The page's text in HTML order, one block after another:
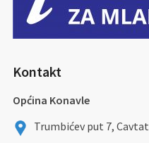
Kontakt
Općina Konavle
Trumbićev put 7, Cavtat